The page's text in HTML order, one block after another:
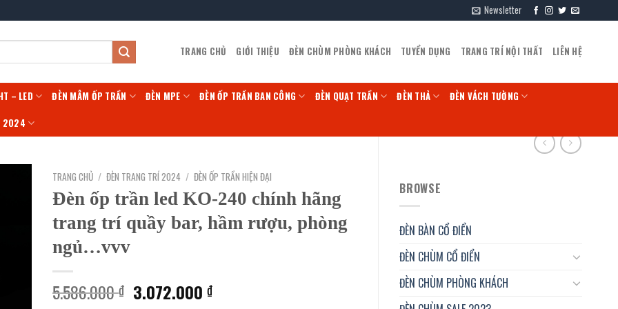
Newsletter
TRANG CHỦ GIỚI THIỆU ĐÈN CHÙM PHÒNG KHÁCH TUYỂN DỤNG TRANG TRÍ NỘI THẤT LIÊN HỆ
– LED ĐÈN MÂM ỐP TRẦN ĐÈN MPE ĐÈN ỐP TRẦN BAN CÔNG ĐÈN QUẠT TRẦN ĐÈN THẢ ĐÈN VÁCH TƯỜNG
2024
BROWSE
ĐÈN BÀN CỔ ĐIỂN
ĐÈN CHÙM CỔ ĐIỂN
ĐÈN CHÙM PHÒNG KHÁCH
TRANG CHỦ / ĐÈN TRANG TRÍ 2024 / ĐÈN ỐP TRẦN HIỆN ĐẠI
Đèn ốp trần led KO-240 chính hãng
trang trí quầy bar, hầm rượu, phòng
ngủ…vvv
5.586.000₫ Giá
3.072.000₫Giá